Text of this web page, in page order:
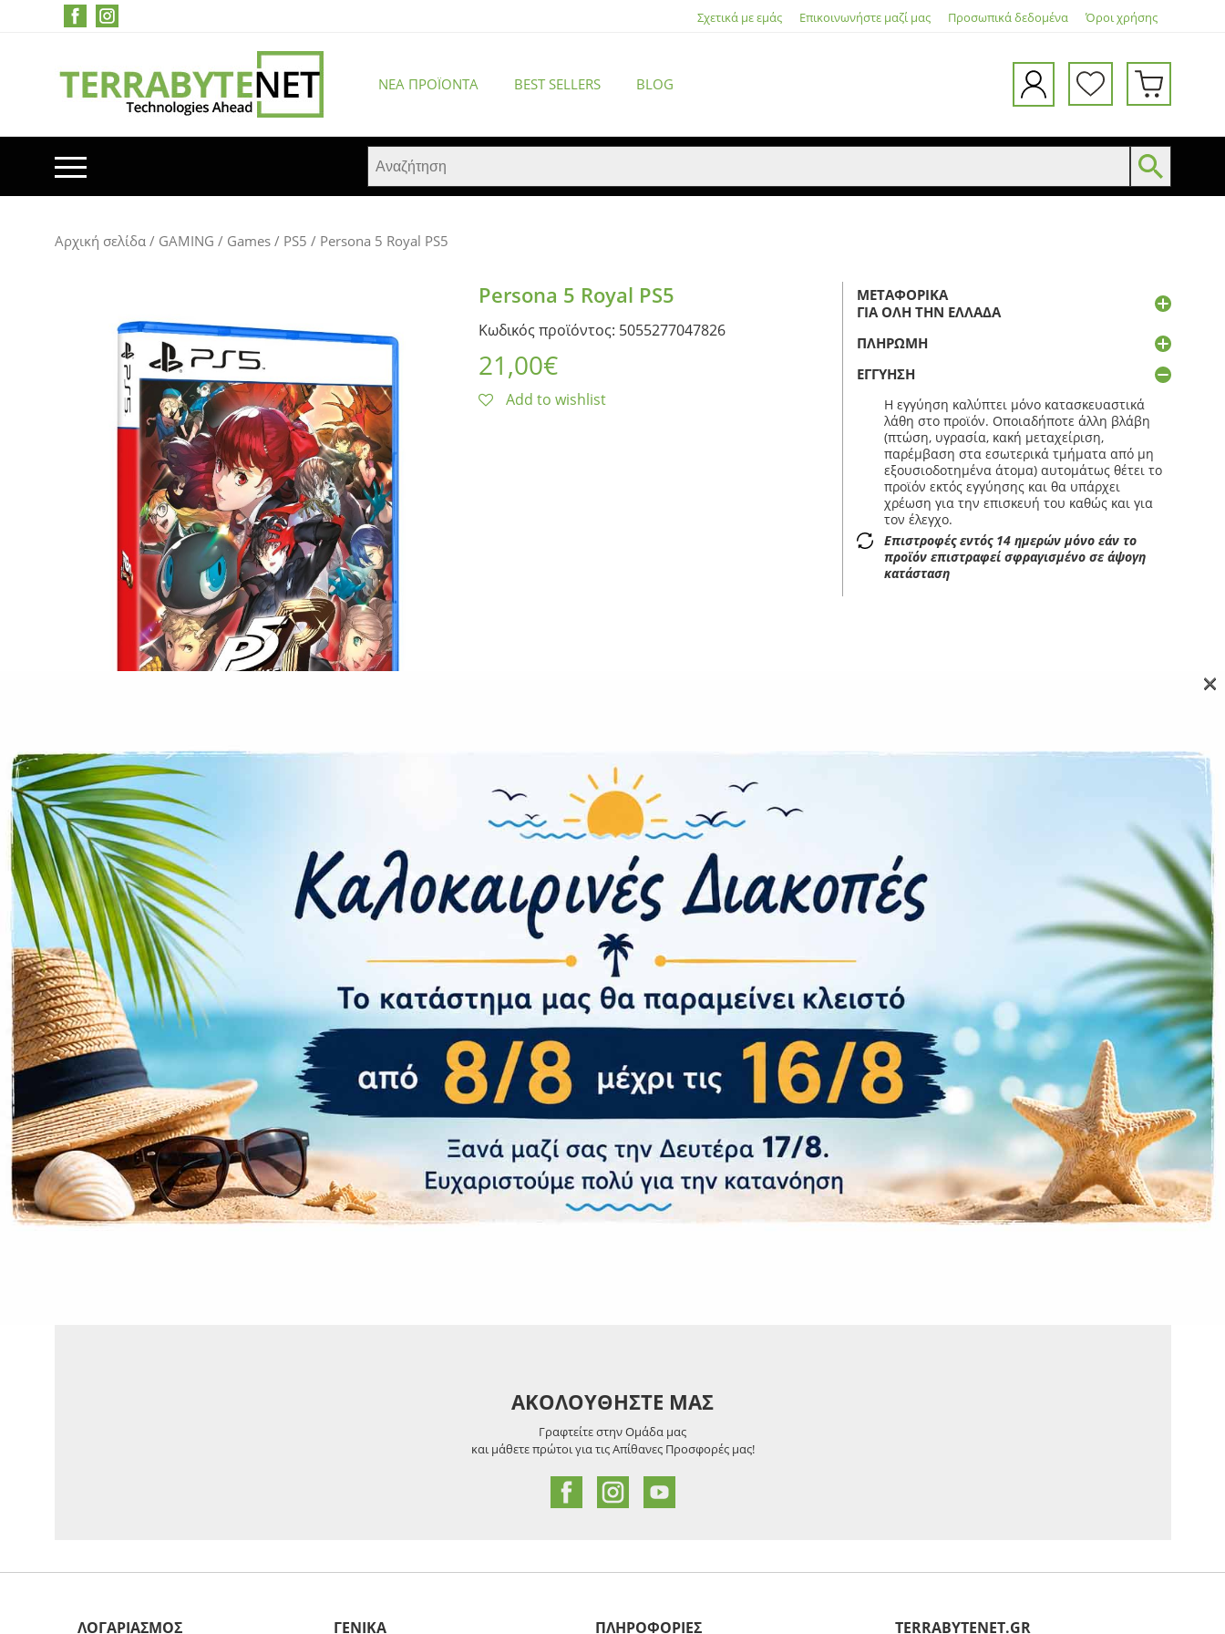
Σχετικά με εμάς Επικοινωνήστε μαζί μας Προσωπικά δεδομένα Όροι χρήσης
ΝΈΑ ΠΡΟΪΌΝΤΑ BEST SELLERS BLOG
TABLETS
ΕΚΤΥΠΩΤΈΣ – ΠΟΛΥΜΗΧΑΝΉΜΑΤΑ
WEB CAMERA
ΚΟΥΤΙΆ ΥΠΟΛΟΓΙΣΤΏΝ
CASE FANS
LIQUID COOLERS
CPU COOLERS
ΕΙΚΟΝΑ-ΗΧΟΣ
ACCESSORIES
ΟΙΚΙΑΚΕΣ ΣΥΣΚΕΥΕΣ
ΠΡΟΣΩΠΙΚΗ ΦΡΟΝΤΙΔΑ
Αρχική σελίδα/ GAMING / Games/ PS5 / Persona 5 Royal PS5
Persona 5 Royal PS5
Κωδικός προϊόντος: 5055277047826
21,00€
Add to wishlist
ΜΕΤΑΦΟΡΙΚΆ
ΓΙΑ ΌΛΗ ΤΗΝ ΕΛΛΆΔΑ
ΠΛΗΡΩΜΉ
ΕΓΓΎΗΣΗ
Η εγγύηση καλύπτει μόνο κατασκευαστικά
λάθη στο προϊόν. Οποιαδήποτε άλλη βλάβη
(πτώση, υγρασία, κακή μεταχείριση,
παρέμβαση στα εσωτερικά τμήματα από μη
εξουσιοδοτημένα άτομα) αυτομάτως θέτει το
προϊόν εκτός εγγύησης και θα υπάρχει
χρέωση για την επισκευή του καθώς και για
τον έλεγχο.
Επιστροφές εντός 14 ημερών μόνο εάν το
προϊόν επιστραφεί σφραγισμένο σε άψογη
κατάσταση
Περιγραφή Επιπλέον πληροφορίες
Ετοιμαστείτε για τη βραβευμένη RPG εμπειρία στην definitive edition του Persona 5 Royal, με έναν θησαυρό από downloadable content που περιλαμβάνεται!
Φορέστε τη μάσκα του Joker και γίνετε μέλος των Phantom Thieves of Hearts καθώς οργανώνουν μεγάλες ληστείες, διεισδύουν στα μυαλά των διεφθαρμένων και
τους κάνουν να αλλάξουν τους τρόπους τους!
Αυτός ο τίτλος είναι γεμάτος με αγαπημένους χαρακτήρες, έμπιστους, βάθος ιστορίας και άφθονες τοποθεσίες για εξερεύνηση με πολλές ευκαιρίες για να τους
ενισχύσετε τις ικανότητές σας στο metaverse και στην καθημερινή σας ζωή. Το Persona 5 Royal παρουσιάζει ένα μοναδικό οπτικό στυλ και διαθέτει ένα
αξέχαστο soundtrack από τον βραβευμένο συνθέτη Shoji Meguro.
Εξερευνήστε το Τόκιο, ξεκλειδώστε Personas, προσαρμόστε το δικό σας προσωπικό Thieves Den, βιώστε εναλλακτικά endings και πολλά άλλα! Γίνετε ο απόλυτος
Phantom Thief και αψηφήστε τις συμβάσεις, ανακαλύψτε τη δύναμη που κρύβετε μέσα σας και αγωνιστείτε για τη δικαιοσύνη στην definitive edition του
Personal 5 Royal.
ΑΚΟΛΟΥΘΗΣΤΕ ΜΑΣ
Γραφτείτε στην Ομάδα μας
και μάθετε πρώτοι για τις Απίθανες Προσφορές μας!
ΛΟΓΑΡΙΑΣΜΟΣ ΓΕΝΙΚΑ ΠΛΗΡΟΦΟΡΙΕΣ ΤERRABYTENET.GR
×